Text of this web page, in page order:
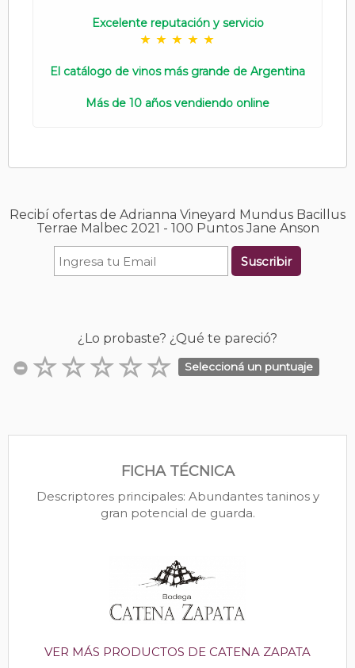
Excelente reputación y servicio
El catálogo de vinos más grande de Argentina
Más de 10 años vendiendo online
Recibí ofertas de Adrianna Vineyard Mundus Bacillus
Terrae Malbec 2021 - 100 Puntos Jane Anson
Suscribir
¿Lo probaste? ¿Qué te pareció?
Seleccioná un puntuaje
FICHA TÉCNICA
Descriptores principales: Abundantes taninos y
gran potencial de guarda.
VER MÁS PRODUCTOS DE CATENA ZAPATA